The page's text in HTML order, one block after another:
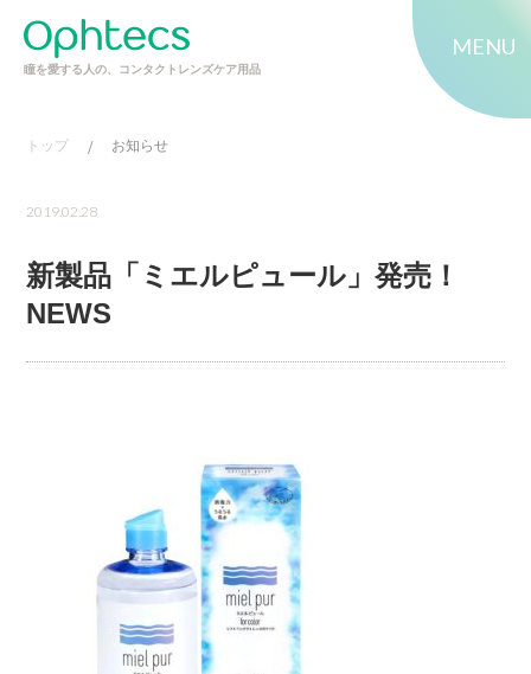
瞳を愛する人の、コンタクトレンズケア用品
MENU
トップ / お知らせ
2019.02.28
新製品「ミエルピュール」発売！
NEWS